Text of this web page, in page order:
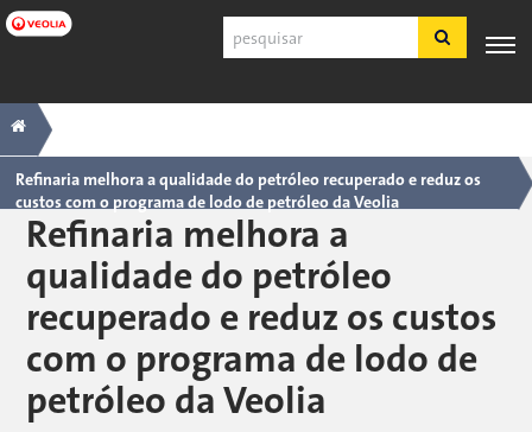
Pular
para
principal
Pesquisar
Navegação
principal
ESPECIALIZAÇÃO
Português
SDS
COA
Sobre
Inscreva-se
Fazer login
Trilha
Refinaria melhora a qualidade do petróleo recuperado e reduz os
custos com o programa de lodo de petróleo da Veolia
Refinaria melhora a
qualidade do petróleo
recuperado e reduz os custos
com o programa de lodo de
petróleo da Veolia